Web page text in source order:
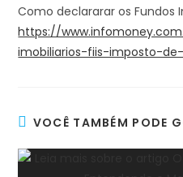
Como declararar os Fundos
https://
imobiliarios-fiis-imposto-
VOCÊ TAMBÉM PODE